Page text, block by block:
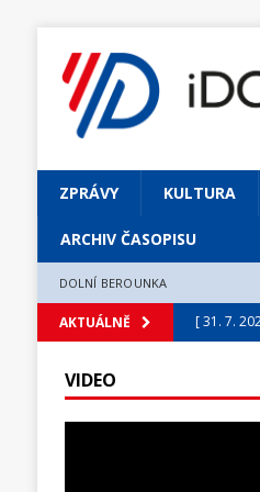
ZPRÁVY KULTURA
ARCHIV ČASOPISU
DOLNÍ BEROUNKA
AKTUÁLNĚ [ 31. 7.
[ 31. 7.
VIDEO